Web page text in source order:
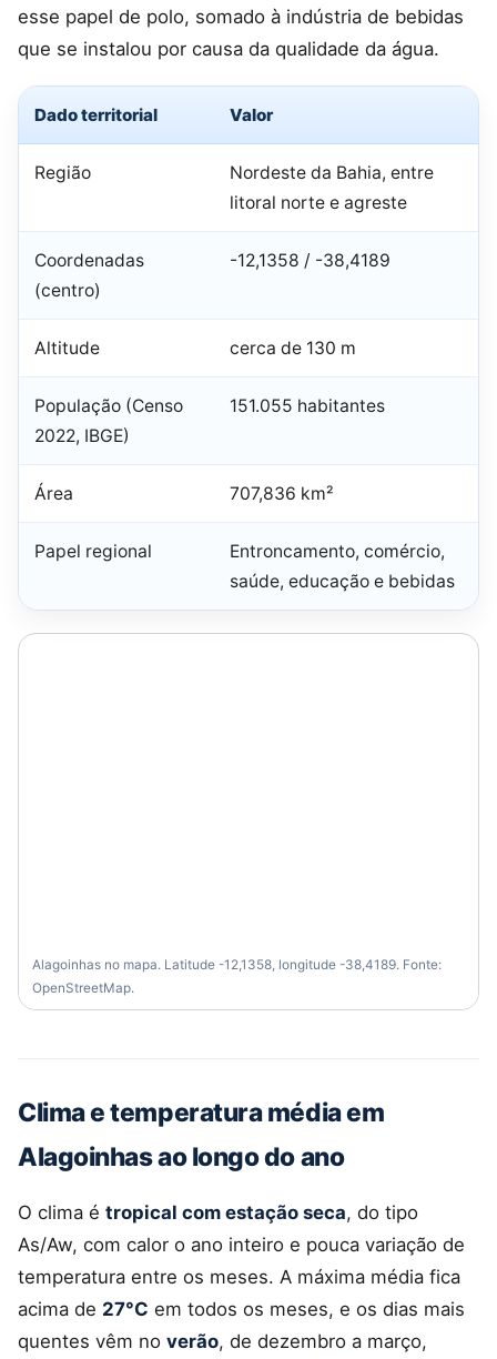
esse papel de polo, somado à indústria de bebidas
que se instalou por causa da qualidade da água.
Dado territorial Valor
Região
Nordeste da Bahia, entre
litoral norte e agreste
Coordenadas
(centro)
-12,1358 / -38,4189
Altitude cerca de 130 m
População (Censo
2022, IBGE)
151.055 habitantes
Área 707,836 km²
Papel regional
Entroncamento, comércio,
saúde, educação e bebidas
Alagoinhas no mapa. Latitude -12,1358, longitude -38,4189. Fonte:
OpenStreetMap.
Clima e temperatura média em
Alagoinhas ao longo do ano
O clima é tropical com estação seca, do tipo
As/Aw, com calor o ano inteiro e pouca variação de
temperatura entre os meses. A máxima média fica
acima de 27°C em todos os meses, e os dias mais
quentes vêm no verão, de dezembro a março,